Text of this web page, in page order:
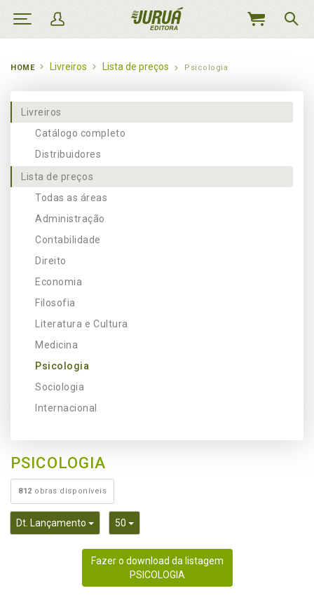
MEU
HOME Livreiros Lista de preços Psicologia
Livreiros
Catálogo completo
Distribuidores
Lista de preços
Todas as áreas
Administração
Contabilidade
Direito
Economia
Filosofia
Literatura e Cultura
Medicina
Psicologia
Sociologia
Internacional
PSICOLOGIA
812 obras disponíveis
Dt. Lançamento Toggle Dropdown
50 Toggle Dropdown
Fazer o download da listagem
PSICOLOGIA